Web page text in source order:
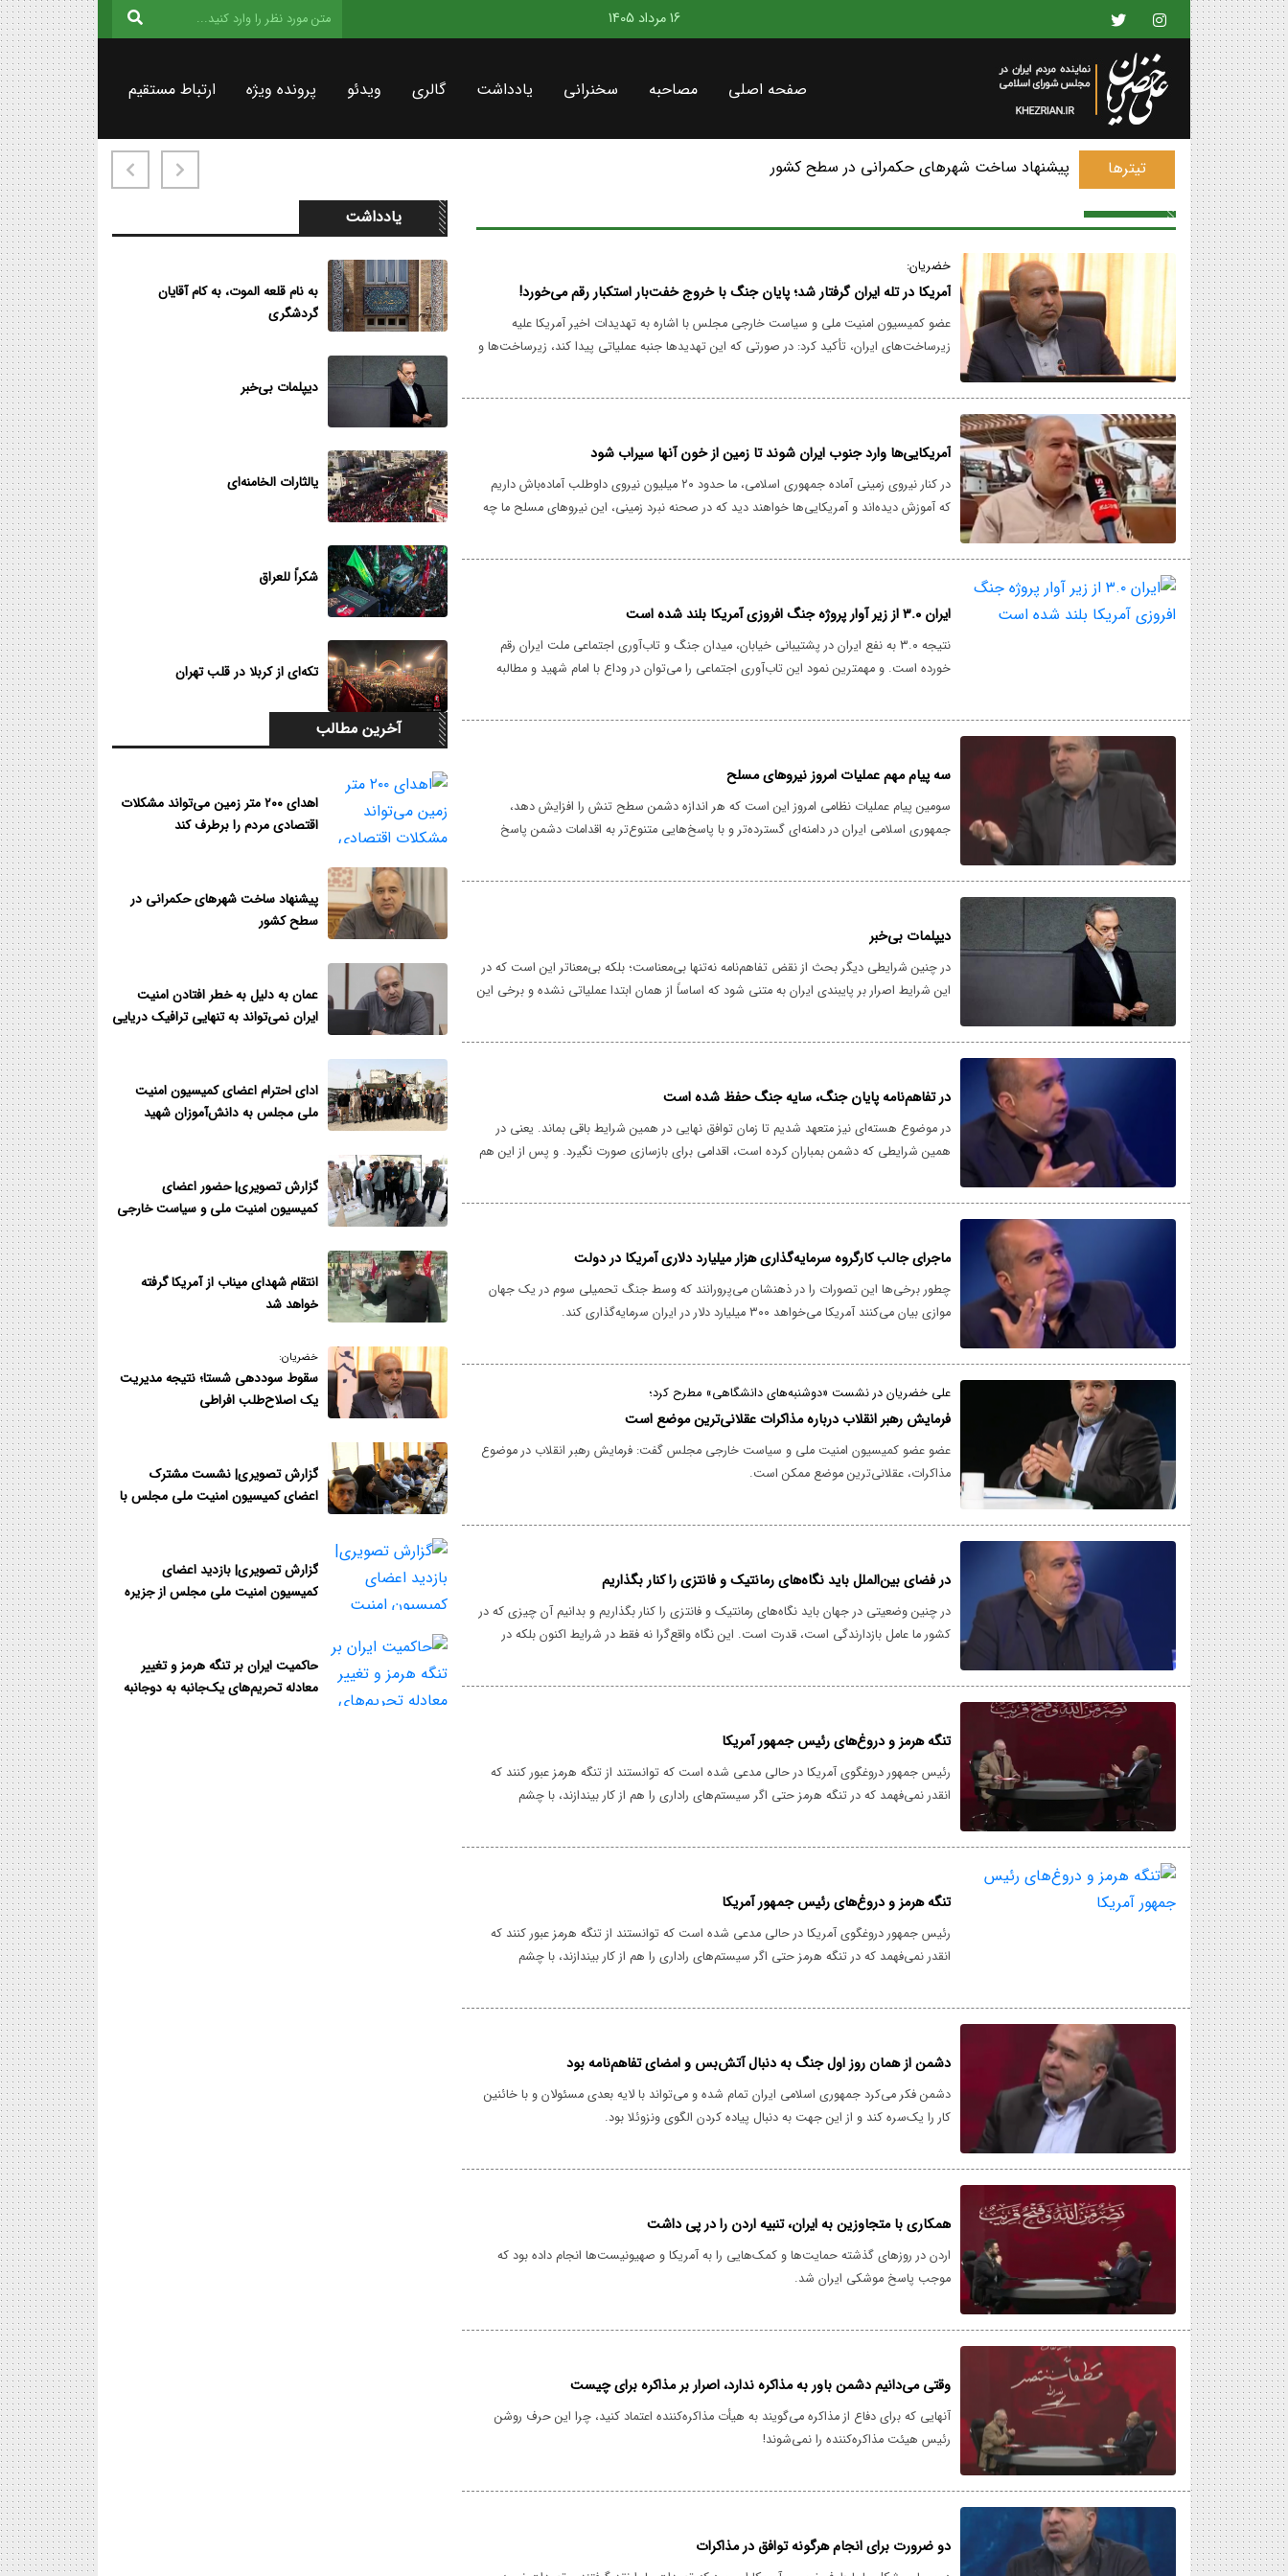
16 مرداد 1405
صفحه اصلی مصاحبه سخنرانی یادداشت گالری ویدئو پرونده ویژه ارتباط مستقیم
تیترها پیشنهاد ساخت شهرهای حکمرانی در سطح کشور
خضریان:
آمریکا در تله ایران گرفتار شد؛ پایان جنگ با خروج خفت‌بار استکبار رقم می‌خورد!
عضو کمیسیون امنیت ملی و سیاست خارجی مجلس با اشاره به تهدیدات اخیر آمریکا علیه
زیرساخت‌های ایران، تأکید کرد: در صورتی که این تهدیدها جنبه عملیاتی پیدا کند، زیرساخت‌ها و
منطقه از تبعات این جنگ در امان نخواهند ماند.
آمریکایی‌ها وارد جنوب ایران شوند تا زمین از خون آنها سیراب شود
در کنار نیروی زمینی آماده‌ جمهوری اسلامی، ما حدود ۲۰ میلیون نیروی داوطلب آماده‌باش داریم
که آموزش دیده‌اند و آمریکایی‌ها خواهند دید که در صحنه نبرد زمینی، این نیروهای مسلح ما چه
ایران ۳.۰ از زیر آوار پروژه جنگ افروزی آمریکا بلند شده است
نتیجه ۳.۰ به نفع ایران در پشتیبانی خیابان، میدان جنگ و تاب‌آوری اجتماعی ملت ایران رقم
خورده است. و مهمترین نمود این تاب‌آوری اجتماعی را می‌توان در وداع با امام شهید و مطالبه
سه پیام مهم عملیات امروز نیروهای مسلح
سومین پیام عملیات نظامی امروز این است که هر اندازه دشمن سطح تنش را افزایش دهد،
جمهوری اسلامی ایران در دامنه‌ای گسترده‌تر و با پاسخ‌هایی متنوع‌تر به اقدامات دشمن پاسخ
دیپلمات بی‌خبر
در چنین شرایطی دیگر بحث از نقض تفاهم‌نامه نه‌تنها بی‌معناست؛ بلکه بی‌معناتر این است که در
این شرایط اصرار بر پایبندی ایران به متنی شود که اساساً از همان ابتدا عملیاتی نشده و برخی این
در تفاهم‌نامه پایان جنگ، سایه جنگ حفظ شده است
در موضوع هسته‌ای نیز متعهد شدیم تا زمان توافق نهایی در همین شرایط باقی بماند. یعنی در
همین شرایطی که دشمن بمباران کرده است، اقدامی برای بازسازی صورت نگیرد. و پس از این هم
ماجرای جالب کارگروه سرمایه‌گذاری هزار میلیارد دلاری آمریکا در دولت
چطور برخی‌ها این تصورات را در ذهنشان می‌پرورانند که وسط جنگ تحمیلی سوم در یک جهان
موازی بیان می‌کنند آمریکا می‌خواهد ۳۰۰ میلیارد دلار در ایران سرمایه‌گذاری کند.
علی خضریان در نشست «دوشنبه‌های دانشگاهی» مطرح کرد؛
فرمایش رهبر انقلاب درباره مذاکرات عقلانی‌ترین موضع است
عضو عضو کمیسیون امنیت ملی و سیاست خارجی مجلس گفت: فرمایش رهبر انقلاب در موضوع
مذاکرات، عقلانی‌ترین موضع ممکن است.
در فضای بین‌الملل باید نگاه‌های رمانتیک و فانتزی را کنار بگذاریم
در چنین وضعیتی در جهان باید نگاه‌های رمانتیک و فانتزی را کنار بگذاریم و بدانیم آن چیزی که در
کشور ما عامل بازدارندگی است، قدرت است. این نگاه واقع‌گرا نه فقط در شرایط اکنون بلکه در
تنگه هرمز و دروغ‌های رئیس جمهور آمریکا
رئیس جمهور دروغگوی آمریکا در حالی مدعی شده است که توانستند از تنگه هرمز عبور کنند که
انقدر نمی‌فهمد که در تنگه هرمز حتی اگر سیستم‌های راداری را هم از کار بیندازند، با چشم
تنگه هرمز و دروغ‌های رئیس جمهور آمریکا
رئیس جمهور دروغگوی آمریکا در حالی مدعی شده است که توانستند از تنگه هرمز عبور کنند که
انقدر نمی‌فهمد که در تنگه هرمز حتی اگر سیستم‌های راداری را هم از کار بیندازند، با چشم
دشمن از همان روز اول جنگ به دنبال آتش‌بس و امضای تفاهم‌نامه بود
دشمن فکر می‌کرد جمهوری اسلامی ایران تمام شده و می‌تواند با لایه بعدی مسئولان و با خائنین
کار را یک‌سره کند و از این جهت به دنبال پیاده کردن الگوی ونزوئلا بود.
همکاری با متجاوزین به ایران، تنبیه اردن را در پی داشت
اردن در روزهای گذشته حمایت‌ها و کمک‌هایی را به آمریکا و صهیونیست‌ها انجام داده بود که
موجب پاسخ موشکی ایران شد.
وقتی می‌دانیم دشمن باور به مذاکره ندارد، اصرار بر مذاکره برای چیست
آنهایی که برای دفاع از مذاکره می‌گویند به هیأت مذاکره‌کننده اعتماد کنید، چرا این حرف روشن
رئیس هیئت مذاکره‌کننده را نمی‌شوند!
دو ضرورت برای انجام هرگونه توافق در مذاکرات
یادداشت
به نام قلعه الموت، به کام آقایان
گردشگری
دیپلمات بی‌خبر
یالثارات الخامنه‌ای
شکراً للعراق
تکه‌ای از کربلا در قلب تهران
آخرین مطالب
اهدای ۲۰۰ متر زمین می‌تواند مشکلات
اقتصادی مردم را برطرف کند
پیشنهاد ساخت شهرهای حکمرانی در
سطح کشور
عمان به دلیل به خطر افتادن امنیت
ایران نمی‌تواند به تنهایی ترافیک دریایی
ادای احترام اعضای کمیسیون امنیت
ملی مجلس به دانش‌آموزان شهید
گزارش تصویری| حضور اعضای
کمیسیون امنیت ملی و سیاست خارجی
انتقام شهدای میناب از آمریکا گرفته
خواهد شد
خضریان:
سقوط سوددهی شستا؛ نتیجه مدیر‌یت
یک اصلاح‌طلب افراطی
گزارش تصویری| نشست مشترک
اعضای کمیسیون امنیت ملی مجلس با
گزارش تصویری| بازدید اعضای
کمیسیون امنیت ملی مجلس از جزیره
حاکمیت ایران بر تنگه هرمز و تغییر
معادله تحریم‌های یک‌جانبه به دوجانبه